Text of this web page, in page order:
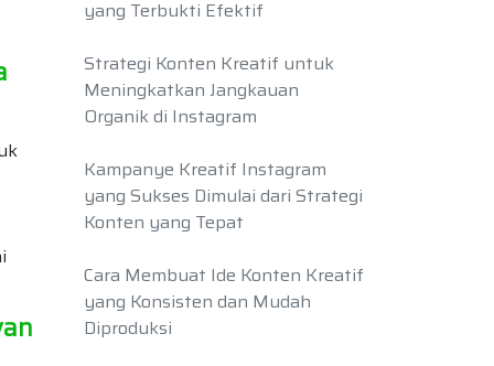
yang Terbukti Efektif
Strategi Konten Kreatif untuk
Meningkatkan Jangkauan
Organik di Instagram
Kampanye Kreatif Instagram
yang Sukses Dimulai dari Strategi
Konten yang Tepat
Cara Membuat Ide Konten Kreatif
yang Konsisten dan Mudah
Diproduksi